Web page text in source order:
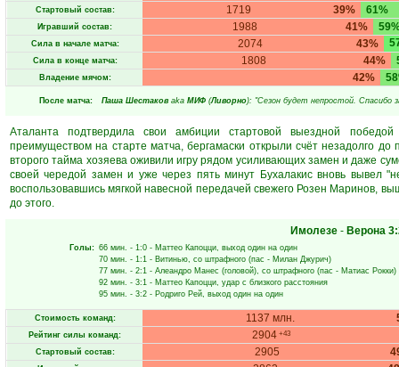
Стартовый состав: 39%
1719 61%
Игравший состав: 41%
1988
Сила в начале матча: 43%
2074
Сила в конце матча: 44%
1808
Владение мячом: 42%
После матча: Паша Шестаков aka МИФ (Ливорно): "Сезон будет непростой. Спасибо
Аталанта подтвердила свои амбиции стартовой выездной
преимуществом на старте матча, бергамаски открыли счёт незадолго
второго тайма хозяева оживили игру рядом усиливающих замен и даже
своей чередой замен и уже через пять минут Бухалакис вновь вывел
воспользовавшись мягкой навесной передачей свежего Розен Маринов,
до этого.
Имолезе- Верона
Голы: 66 мин. - 1:0 - Маттео Капоцци, выход один на один
70 мин. - 1:1 - Витинью, со штрафного (пас - Милан Джурич)
77 мин. - 2:1 - Алеандро Манес (головой), со штрафного (пас - Матиас Рокки)
92 мин. - 3:1 - Маттео Капоцци, удар с близкого расстояния
95 мин. - 3:2 - Родриго Рей, выход один на один
Стоимость команд: 1137 млн.
Рейтинг силы команд: 2904 +43
Стартовый состав: 2905